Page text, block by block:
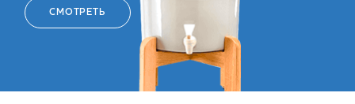
СМОТРЕТЬ